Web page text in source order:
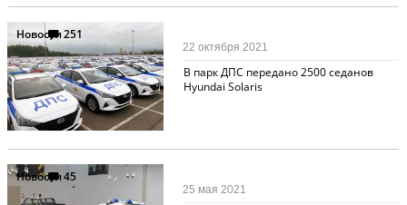
Новости251
В парк ДПС передано 2500 седанов
Hyundai Solaris
22 октября 2021
Новости45
25 мая 2021